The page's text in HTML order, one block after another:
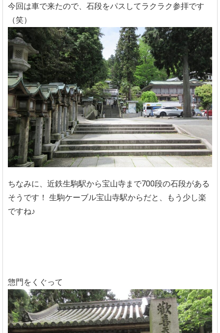
今回は車で来たので、石段をパスしてラクラク参拝です
（笑）
ちなみに、近鉄生駒駅から宝山寺まで700段の石段がある
そうです！ 生駒ケーブル宝山寺駅からだと、もう少し楽
ですね♪
惣門をくぐって